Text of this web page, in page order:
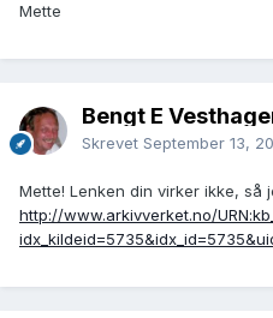
Mette
Bengt E
Skrevet September 13,
Mette! Lenken din virker ikke, så
http://www.arkivverket.no/